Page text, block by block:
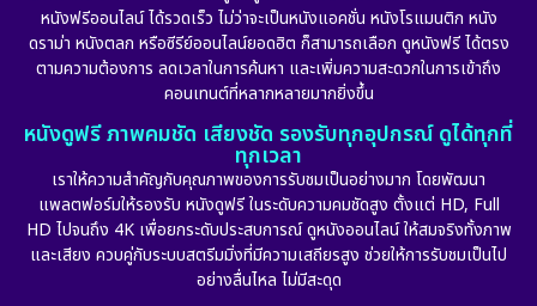
Drama ดราม่า (898)
Dystopian (17)
Emotional (101)
Epic มหากาพย์ (17)
Erotic (10)
หนังฟรีออนไลน์ ได้รวดเร็ว ไม่ว่าจะเป็นหนังแอคชั่น หนังโรแมนติก หนัง
ดราม่า หนังตลก หรือซีรีย์ออนไลน์ยอดฮิต ก็สามารถเลือก ดูหนังฟรี ได้ตรง
ตามความต้องการ ลดเวลาในการค้นหา และเพิ่มความสะดวกในการเข้าถึง
คอนเทนต์ที่หลากหลายมากยิ่งขึ้น
หนังดูฟรี ภาพคมชัด เสียงชัด รองรับทุกอุปกรณ์ ดูได้ทุกที่
ทุกเวลา
เราให้ความสำคัญกับคุณภาพของการรับชมเป็นอย่างมาก โดยพัฒนา
แพลตฟอร์มให้รองรับ หนังดูฟรี ในระดับความคมชัดสูง ตั้งแต่ HD, Full
HD ไปจนถึง 4K เพื่อยกระดับประสบการณ์ ดูหนังออนไลน์ ให้สมจริงทั้งภาพ
และเสียง ควบคู่กับระบบสตรีมมิ่งที่มีความเสถียรสูง ช่วยให้การรับชมเป็นไป
อย่างลื่นไหล ไม่มีสะดุด